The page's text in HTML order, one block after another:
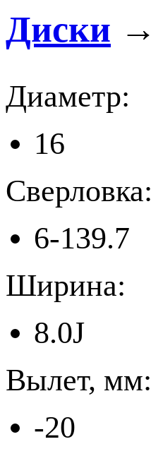
Диски →
Диаметр:
16
Сверловка:
6-139.7
Ширина:
8.0J
Вылет, мм:
-20